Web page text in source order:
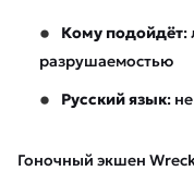
Кому подойдёт:
разрушаемостью
Русский язык:
Гоночный экшен